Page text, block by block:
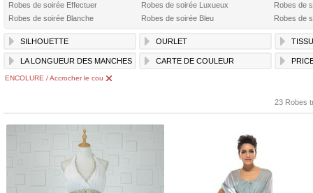
Robes de soirée Effectuer
Robes de soirée Luxueux
Robes de
Robes de soirée Blanche
Robes de soirée Bleu Robes de
SILHOUETTE OURLET TISSU
LA LONGUEUR DES MANCHES CARTE DE COULEUR
ENCOLURE / Accrocher le cou
23 Robes